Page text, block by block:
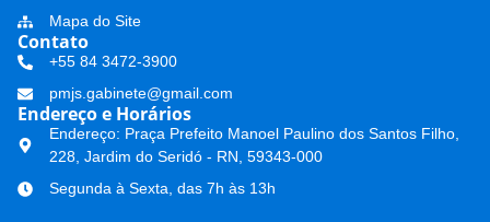
Mapa do Site
Contato
+55 84 3472-3900
pmjs.gabinete@gmail.com
Endereço e Horários
Endereço: Praça Prefeito Manoel Paulino dos Santos Filho,
228, Jardim do Seridó - RN, 59343-000
Segunda à Sexta, das 7h às 13h